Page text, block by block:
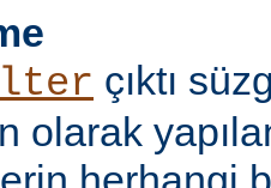
çıktı
olarak